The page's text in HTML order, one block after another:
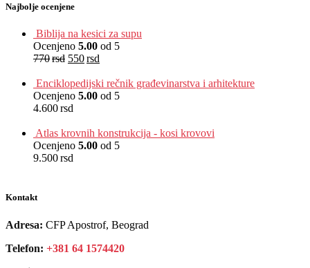
Najbolje ocenjene
Biblija na kesici za supu
Ocenjeno 5.00 od 5
770rsd 550rsd
Enciklopedijski rečnik građevinarstva i arhitekture
Ocenjeno 5.00 od 5
4.600rsd
Atlas krovnih konstrukcija - kosi krovovi
Ocenjeno 5.00 od 5
9.500rsd
Kontakt
Adresa: CFP Apostrof, Beograd
Telefon: +381 64 1574420